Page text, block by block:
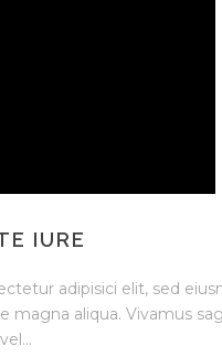
IURE
adipisici elit, sed
magna aliqua. Vivamus